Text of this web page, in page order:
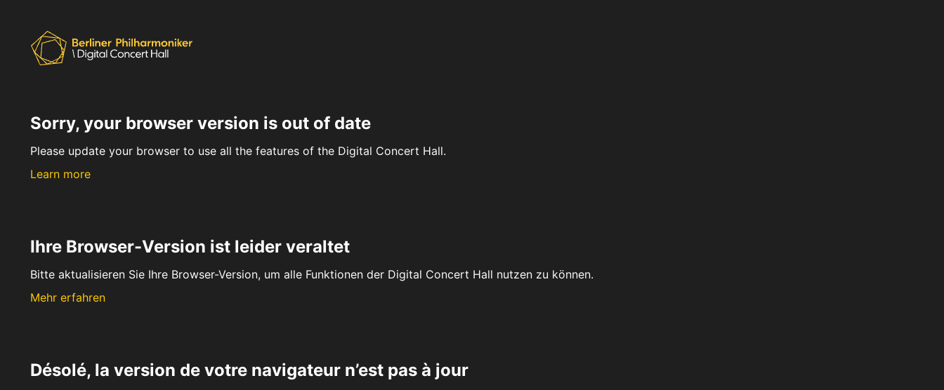
Sorry, your browser version is out of date
Please update your browser to use all the features of the Digital Concert Hall.
Learn more
Ihre Browser-Version ist leider veraltet
Bitte aktualisieren Sie Ihre Browser-Version, um alle Funktionen der Digital Concert Hall nutzen zu können.
Mehr erfahren
Désolé, la version de votre navigateur n’est pas à jour